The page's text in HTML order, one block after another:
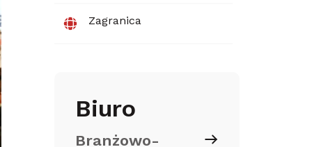
Zagranica
Biuro
Branżowo-